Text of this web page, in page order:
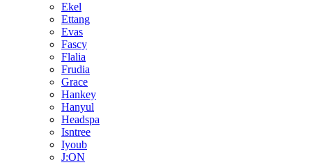
Ekel
Ettang
Evas
Fascy
Flalia
Frudia
Grace
Hankey
Hanyul
Headspa
Isntree
Iyoub
J:ON